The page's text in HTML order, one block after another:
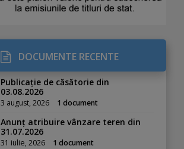
DOCUMENTE RECENTE
Publicație de căsătorie din
03.08.2026
3 august, 2026 1 document
Anunț atribuire vânzare teren din
31.07.2026
31 iulie, 2026 1 document